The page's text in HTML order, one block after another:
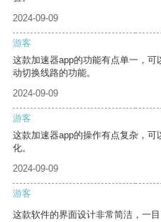
2024-09-09
游客
这款加速器app的功能有点单一，
动切换线路的功能。
2024-09-09
游客
这款加速器app的操作有点复杂，
化。
2024-09-09
游客
这款软件的界面设计非常简洁，一目